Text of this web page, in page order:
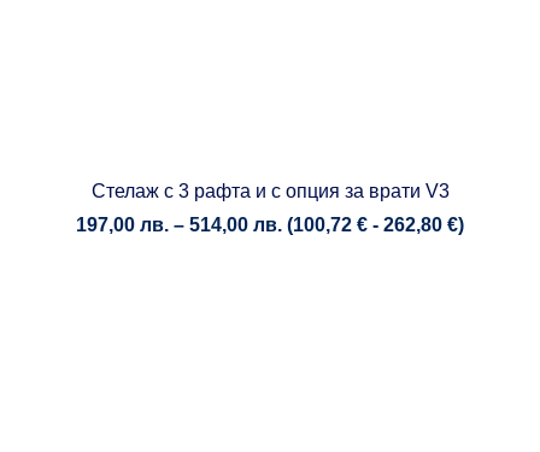
Стелаж с 3 рафта и с опция за врати V3
197,00 лв. – 514,00 лв. Price
(100,72 € - 262,80 €)